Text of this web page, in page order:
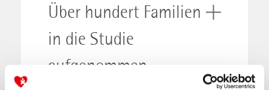
Über hundert Familien
in die Studie
aufgenommen